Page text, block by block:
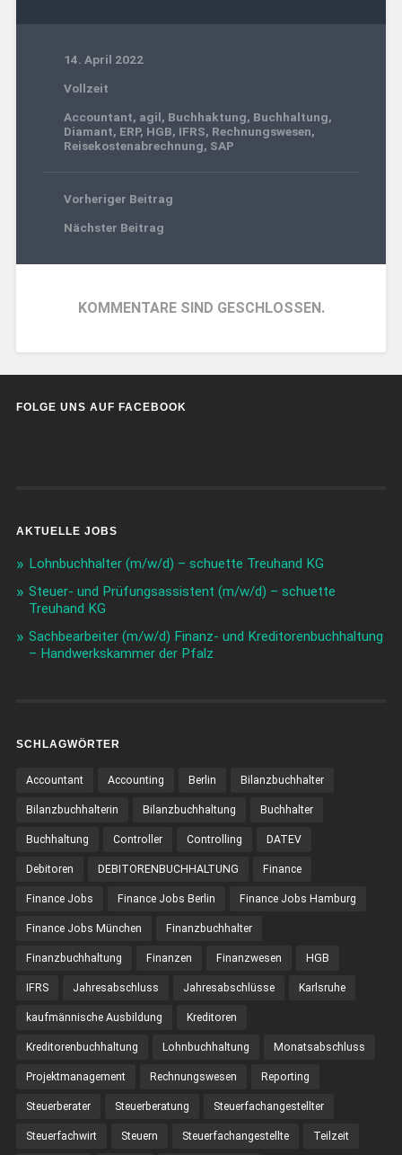
14. April 2022
Vollzeit
Accountant, agil, Buchhaktung, Buchhaltung,
Diamant, ERP, HGB, IFRS, Rechnungswesen,
Reisekostenabrechnung, SAP
Vorheriger Beitrag
Nächster Beitrag
KOMMENTARE SIND GESCHLOSSEN.
FOLGE UNS AUF FACEBOOK
AKTUELLE JOBS
Lohnbuchhalter (m/w/d) – schuette Treuhand KG
Steuer- und Prüfungsassistent (m/w/d) – schuette
Treuhand KG
Sachbearbeiter (m/w/d) Finanz- und Kreditorenbuchhaltung
– Handwerkskammer der Pfalz
SCHLAGWÖRTER
Accountant Accounting Berlin Bilanzbuchhalter
Bilanzbuchhalterin Bilanzbuchhaltung Buchhalter
Buchhaltung Controller Controlling DATEV
Debitoren DEBITORENBUCHHALTUNG Finance
Finance Jobs Finance Jobs Berlin Finance Jobs Hamburg
Finance Jobs München Finanzbuchhalter
Finanzbuchhaltung Finanzen Finanzwesen HGB
IFRS Jahresabschluss Jahresabschlüsse Karlsruhe
kaufmännische Ausbildung Kreditoren
Kreditorenbuchhaltung Lohnbuchhaltung Monatsabschluss
Projektmanagement Rechnungswesen Reporting
Steuerberater Steuerberatung Steuerfachangestellter
Steuerfachwirt Steuern Steuer­fach­ange­stellte Teilzeit